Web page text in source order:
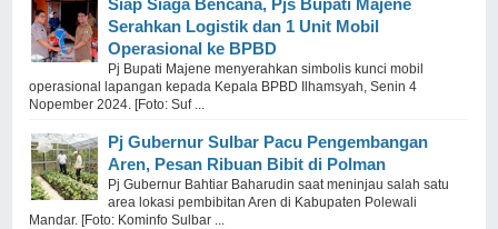
Serahkan Logistik dan 1 Unit Mobil
Operasional ke BPBD
Pj Bupati Majene menyerahkan simbolis kunci mobil
operasional lapangan kepada Kepala BPBD Ilhamsyah, Senin 4
Nopember 2024. [Foto: Suf ...
Pj Gubernur Sulbar Pacu Pengembangan
Aren, Pesan Ribuan Bibit di Polman
Pj Gubernur Bahtiar Baharudin saat meninjau salah satu
area lokasi pembibitan Aren di Kabupaten Polewali
Mandar. [Foto: Kominfo Sulbar ...